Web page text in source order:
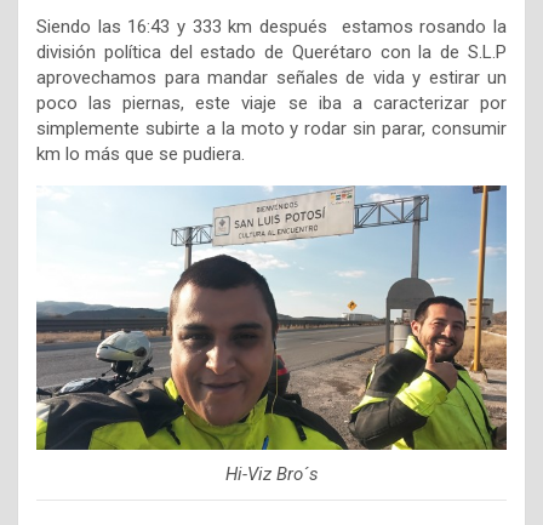
Siendo las 16:43 y 333 km después estamos rosando la
división política del estado de Querétaro con la de S.L.P
aprovechamos para mandar señales de vida y estirar un
poco las piernas, este viaje se iba a caracterizar por
simplemente subirte a la moto y rodar sin parar, consumir
km lo más que se pudiera.
Hi-Viz Bro´s